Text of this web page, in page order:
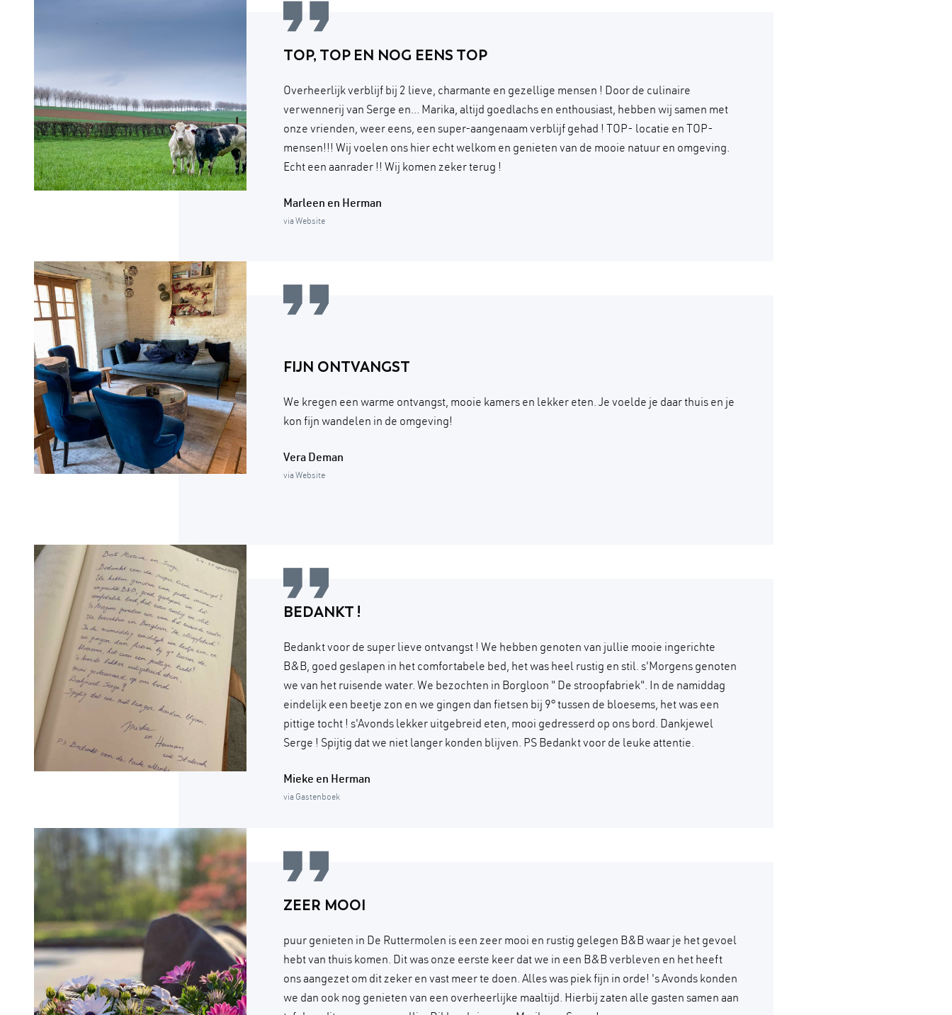
TOP, TOP EN NOG EENS TOP
Overheerlijk verblijf bij 2 lieve, charmante en gezellige mensen ! Door de culinaire
verwennerij van Serge en... Marika, altijd goedlachs en enthousiast, hebben wij samen met
onze vrienden, weer eens, een super-aangenaam verblijf gehad ! TOP- locatie en TOP-
mensen!!! Wij voelen ons hier echt welkom en genieten van de mooie natuur en omgeving.
Echt een aanrader !! Wij komen zeker terug !
Marleen en Herman
via Website
FIJN ONTVANGST
We kregen een warme ontvangst, mooie kamers en lekker eten. Je voelde je daar thuis en je
kon fijn wandelen in de omgeving!
Vera Deman
via Website
BEDANKT !
Bedankt voor de super lieve ontvangst ! We hebben genoten van jullie mooie ingerichte
B&B, goed geslapen in het comfortabele bed, het was heel rustig en stil. s'Morgens genoten
we van het ruisende water. We bezochten in Borgloon " De stroopfabriek". In de namiddag
eindelijk een beetje zon en we gingen dan fietsen bij 9° tussen de bloesems, het was een
pittige tocht ! s'Avonds lekker uitgebreid eten, mooi gedresserd op ons bord. Dankjewel
Serge ! Spijtig dat we niet langer konden blijven. PS Bedankt voor de leuke attentie.
Mieke en Herman
via Gastenboek
ZEER MOOI
puur genieten in De Ruttermolen is een zeer mooi en rustig gelegen B&B waar je het gevoel
hebt van thuis komen. Dit was onze eerste keer dat we in een B&B verbleven en het heeft
ons aangezet om dit zeker en vast meer te doen. Alles was piek fijn in orde! 's Avonds konden
we dan ook nog genieten van een overheerlijke maaltijd. Hierbij zaten alle gasten samen aan